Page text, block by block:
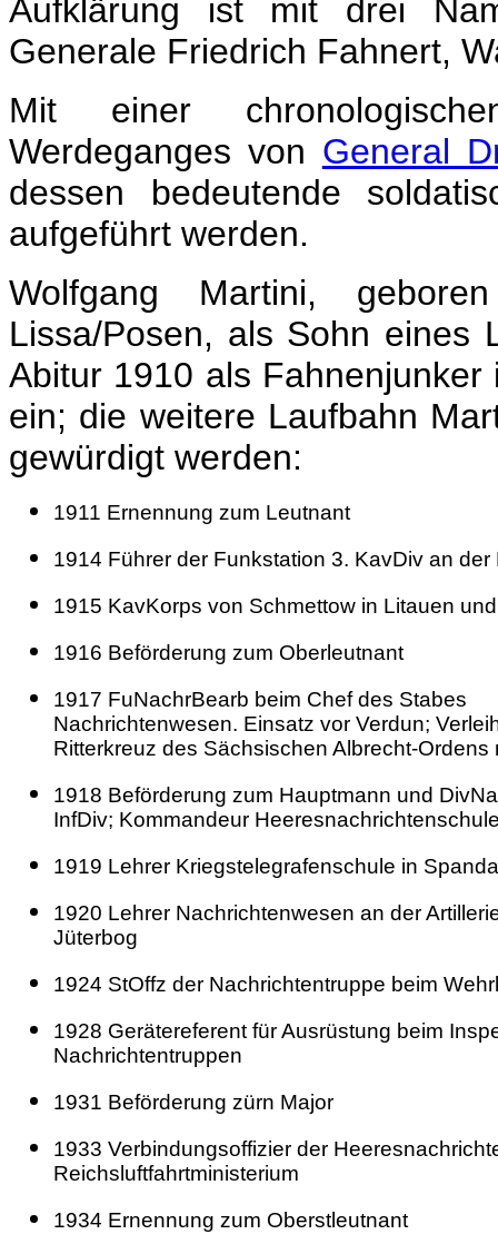
Aufklärung ist mit drei
Generale Friedrich Fahnert,
Mit einer
Werdeganges von General
dessen bedeutende
aufgeführt werden.
Wolfgang Martini,
Lissa/Posen, als Sohn eines
Abitur 1910 als
ein; die weitere Laufbahn
gewürdigt werden:
1911 Ernennung zum Leutnant
1914 Führer der Funkstation 3. KavDiv an der
1915 KavKorps von Schmettow in Litauen
1916 Beförderung zum Oberleutnant
1917 FuNachrBearb beim Chef des Stabes
Nachrichtenwesen. Einsatz vor Verdun;
Ritterkreuz des Sächsischen Albrecht-Ordens
1918 Beförderung zum Hauptmann und
InfDiv; Kommandeur
1919 Lehrer Kriegstelegrafenschule in
1920 Lehrer Nachrichtenwesen an der
Jüterbog
1924 StOffz der Nachrichtentruppe beim
1928 Gerätereferent für Ausrüstung beim
Nachrichtentruppen
1931 Beförderung zürn Major
1933 Verbindungsoffizier der
Reichsluftfahrtministerium
1934 Ernennung zum Oberstleutnant